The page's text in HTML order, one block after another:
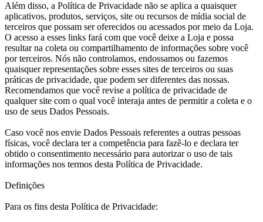
Além disso, a Política de Privacidade não se aplica a quaisquer
aplicativos, produtos, serviços, site ou recursos de mídia social de
terceiros que possam ser oferecidos ou acessados por meio da Loja.
O acesso a esses links fará com que você deixe a Loja e possa
resultar na coleta ou compartilhamento de informações sobre você
por terceiros. Nós não controlamos, endossamos ou fazemos
quaisquer representações sobre esses sites de terceiros ou suas
práticas de privacidade, que podem ser diferentes das nossas.
Recomendamos que você revise a política de privacidade de
qualquer site com o qual você interaja antes de permitir a coleta e o
uso de seus Dados Pessoais.
Caso você nos envie Dados Pessoais referentes a outras pessoas
físicas, você declara ter a competência para fazê-lo e declara ter
obtido o consentimento necessário para autorizar o uso de tais
informações nos termos desta Política de Privacidade.
Definições
Para os fins desta Política de Privacidade: